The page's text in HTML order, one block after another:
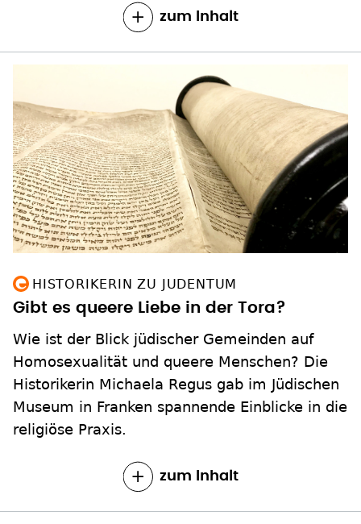
zum Inhalt
HISTORIKERIN ZU JUDENTUM
Gibt es queere Liebe in der Tora?
Wie ist der Blick jüdischer Gemeinden auf
Homosexualität und queere Menschen? Die
Historikerin Michaela Regus gab im Jüdischen
Museum in Franken spannende Einblicke in die
religiöse Praxis.
zum Inhalt